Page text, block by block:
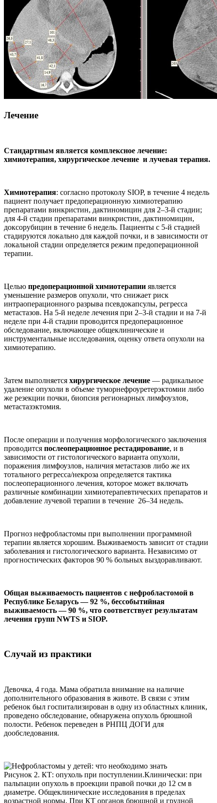
Лечение
Стандартным является комплексное лечение:
химиотерапия, хирургическое лечение и лучевая терапия.
Химиотерапия: согласно протоколу SIOP, в течение 4 недель
пациент получает предоперационную химиотерапию
препаратами винкристин, дактиномицин для 2–3-й стадии;
для 4-й стадии препаратами винкристин, дактиномицин,
доксорубицин в течение 6 недель. Пациенты с 5-й стадией
стадируются локально для каждой почки, и в зависимости от
локальной стадии определяется режим предоперационной
терапии.
Целью предоперационной химиотерапии является
уменьшение размеров опухоли, что снижает риск
интраоперационного разрыва псевдокапсулы, регресса
метастазов. На 5-й неделе лечения при 2–3-й стадии и на 7-й
неделе при 4-й стадии проводится предоперационное
обследование, включающее общеклинические и
инструментальные исследования, оценку ответа опухоли на
химиотерапию.
Затем выполняется хирургическое лечение — радикальное
удаление опухоли в объеме туморнефроуретерэктомии либо
же резекции почки, биопсия регионарных лимфоузлов,
метастазэктомия.
После операции и получения морфологического заключения
проводится послеоперационное рестадирование, и в
зависимости от гистологического варианта опухоли,
поражения лимфоузлов, наличия метастазов либо же их
тотального регресса/некроза определяется тактика
послеоперационного лечения, которое может включать
различные комбинации химиотерапевтических препаратов и
добавление лучевой терапии в течение 26–34 недель.
Прогноз нефробластомы при выполнении программной
терапии является хорошим. Выживаемость зависит от стадии
заболевания и гистологического варианта. Независимо от
прогностических факторов 90 % больных выздоравливают.
Общая выживаемость пациентов с нефробластомой в
Республике Беларусь — 92 %, бессобытийная
выживаемость — 90 %, что соответствует результатам
лечения групп NWTS и SIOP.
Случай из практики
Девочка, 4 года. Мама обратила внимание на наличие
дополнительного образования в животе. В связи с этим
ребенок был госпитализирован в одну из областных клиник,
проведено обследование, обнаружена опухоль брюшной
полости. Ребенок переведен в РНПЦ ДОГИ для
дообследования.
Рисунок 2. КТ: опухоль при поступлении.Клинически: при
пальпации опухоль в проекции правой почки до 12 см в
диаметре. Общеклинические исследования в пределах
возрастной нормы. При КТ органов брюшной и грудной